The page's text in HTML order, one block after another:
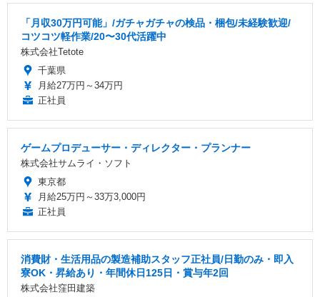
「月収30万円可能」/ガチャガチャの検品・梱包/未経験歓迎/
コツコツ軽作業/20〜30代活躍中
株式会社Tetote
千葉県
月給27万円～34万円
正社員
ゲームプロデューサー・ディレクター・プランナー
株式会社サムライ・ソフト
東京都
月給25万円～33万3,000円
正社員
消費財・生活用品の製造補助スタッフ正社員/日勤のみ・即入
寮OK・昇給あり・年間休日125日・賞与年2回
株式会社窪田建築